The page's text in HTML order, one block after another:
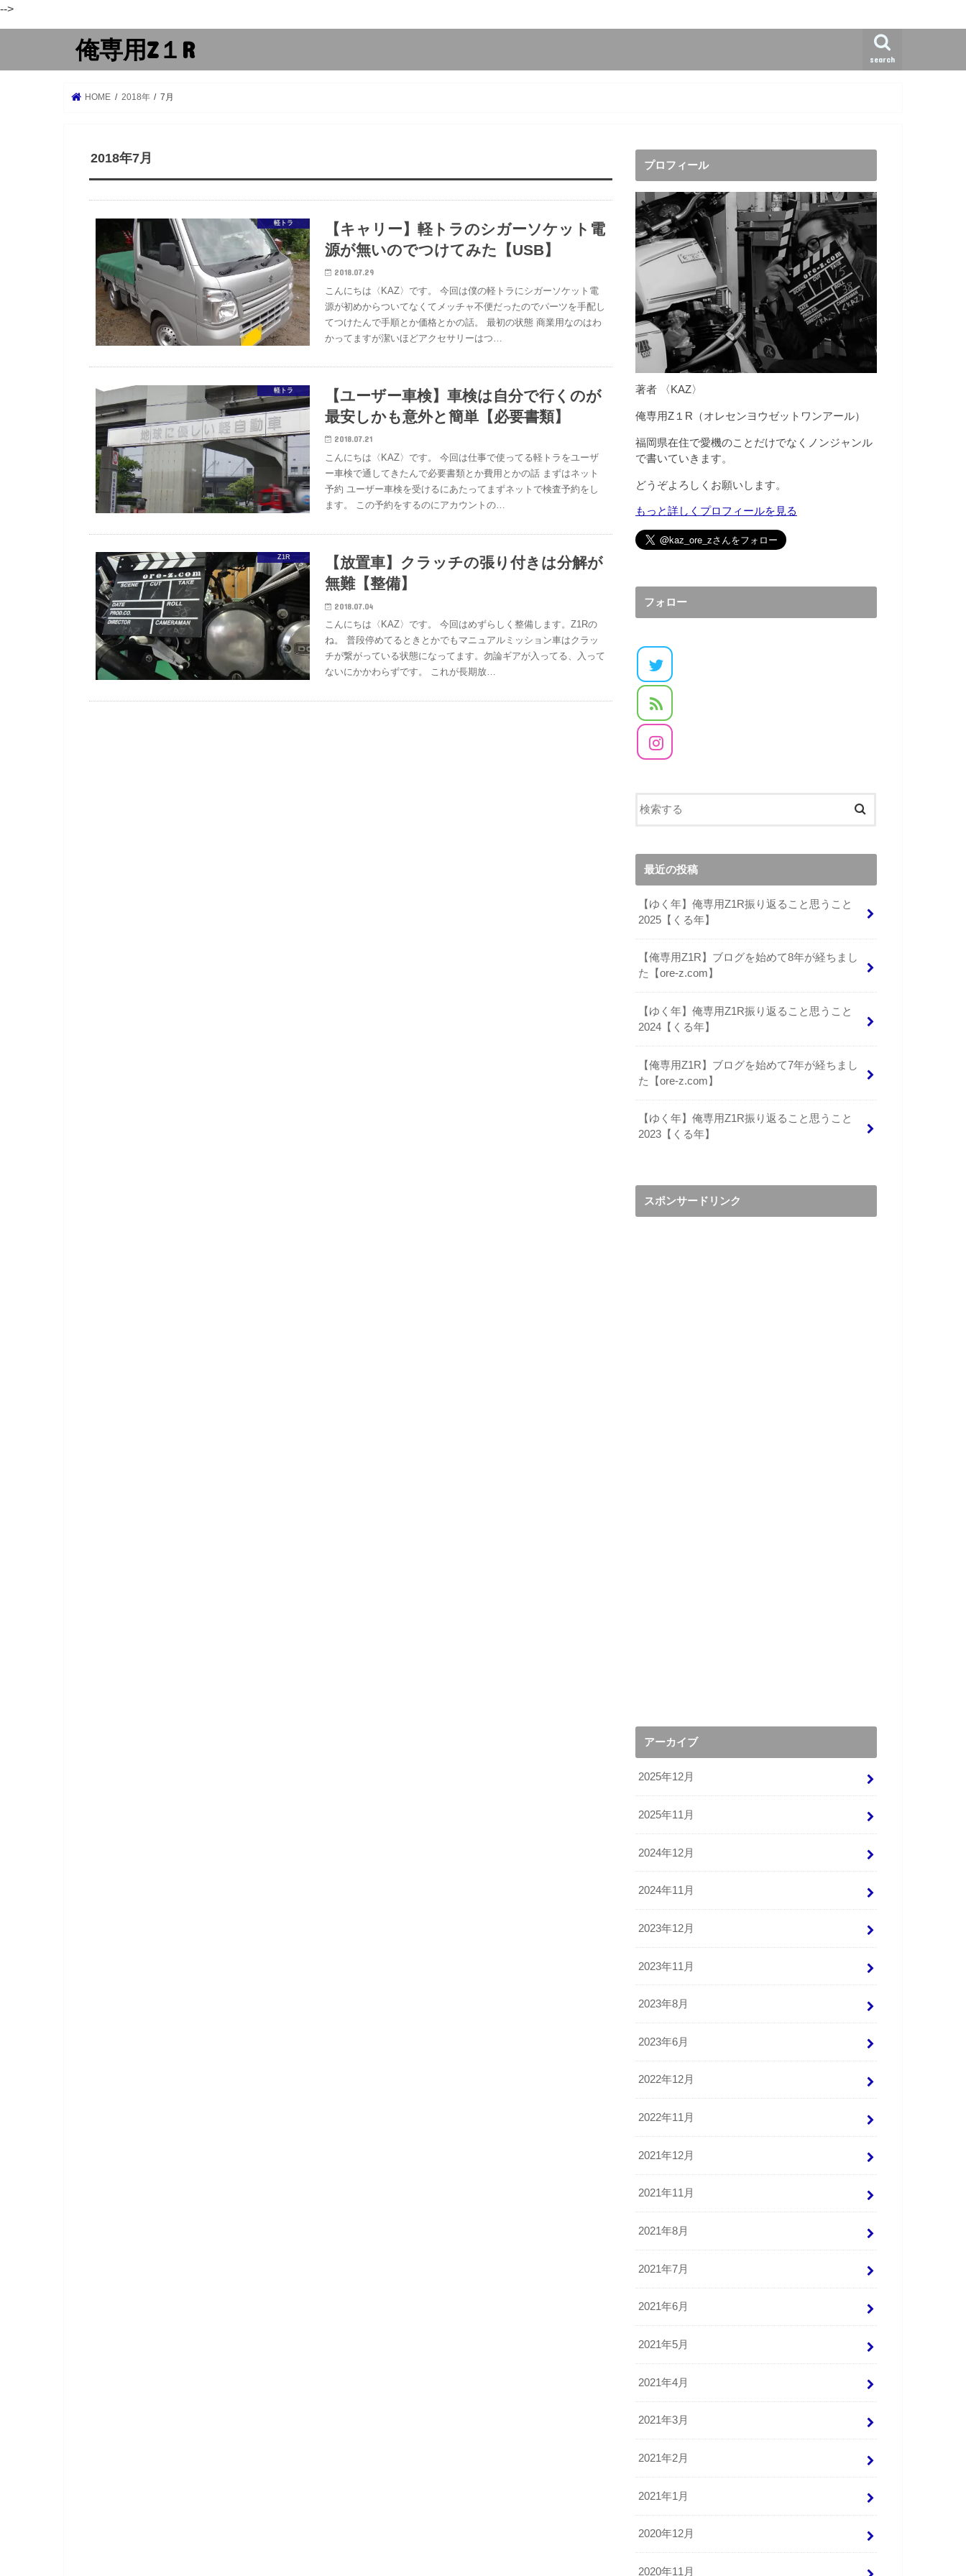
-->
俺専用Z１R search
HOME 2018年 7月
2018年7月
軽トラ
【キャリー】軽トラのシガーソケット電
源が無いのでつけてみた【USB】
2018.07.29
こんにちは〈KAZ〉です。 今回は僕の軽トラにシガーソケット電
源が初めからついてなくてメッチャ不便だったのでパーツを手配し
てつけたんで手順とか価格とかの話。 最初の状態 商業用なのはわ
かってますが潔いほどアクセサリーはつ…
軽トラ
【ユーザー車検】車検は自分で行くのが
最安しかも意外と簡単【必要書類】
2018.07.21
こんにちは〈KAZ〉です。 今回は仕事で使ってる軽トラをユーザ
ー車検で通してきたんで必要書類とか費用とかの話 まずはネット
予約 ユーザー車検を受けるにあたってまずネットで検査予約をし
ます。 この予約をするのにアカウントの…
Z1R
【放置車】クラッチの張り付きは分解が
無難【整備】
2018.07.04
こんにちは〈KAZ〉です。 今回はめずらしく整備します。Z1Rの
ね。 普段停めてるときとかでもマニュアルミッション車はクラッ
チが繋がっている状態になってます。勿論ギアが入ってる、入って
ないにかかわらずです。 これが長期放…
プロフィール
著者 〈KAZ〉
俺専用Z１R（オレセンヨウゼットワンアール）
福岡県在住で愛機のことだけでなくノンジャンル
で書いていきます。
どうぞよろしくお願いします。
もっと詳しくプロフィールを見る
フォロー
最近の投稿
【ゆく年】俺専用Z1R振り返ること思うこと
2025【くる年】
【俺専用Z1R】ブログを始めて8年が経ちまし
た【ore-z.com】
【ゆく年】俺専用Z1R振り返ること思うこと
2024【くる年】
【俺専用Z1R】ブログを始めて7年が経ちまし
た【ore-z.com】
【ゆく年】俺専用Z1R振り返ること思うこと
2023【くる年】
スポンサードリンク
アーカイブ
2025年12月
2025年11月
2024年12月
2024年11月
2023年12月
2023年11月
2023年8月
2023年6月
2022年12月
2022年11月
2021年12月
2021年11月
2021年8月
2021年7月
2021年6月
2021年5月
2021年4月
2021年3月
2021年2月
2021年1月
2020年12月
2020年11月